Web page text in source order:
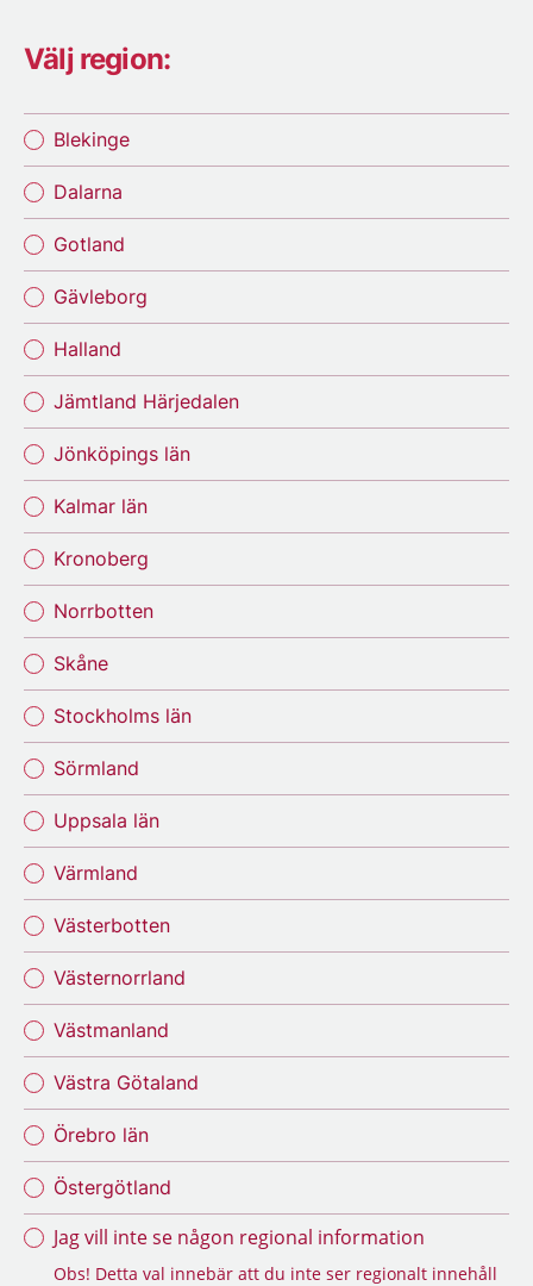
Välj region:
Blekinge
Dalarna
Gotland
Gävleborg
Halland
Jämtland Härjedalen
Jönköpings län
Kalmar län
Kronoberg
Norrbotten
Skåne
Stockholms län
Sörmland
Uppsala län
Värmland
Västerbotten
Västernorrland
Västmanland
Västra Götaland
Örebro län
Östergötland
Jag vill inte se någon regional information
Obs! Detta val innebär att du inte ser regionalt innehåll